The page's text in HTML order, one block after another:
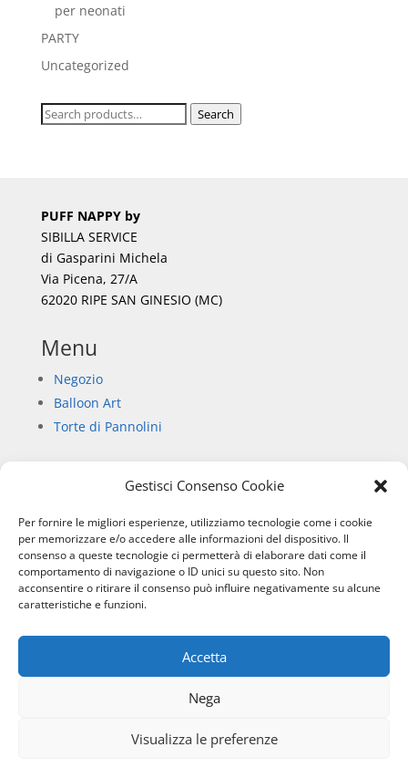
Gestisci Consenso Cookie
Per fornire le migliori esperienze, utilizziamo tecnologie come i cookie
per memorizzare e/o accedere alle informazioni del dispositivo. Il
consenso a queste tecnologie ci permetterà di elaborare dati come il
comportamento di navigazione o ID unici su questo sito. Non
acconsentire o ritirare il consenso può influire negativamente su alcune
caratteristiche e funzioni.
Accetta
Nega
Visualizza le preferenze
per neonati
PARTY
Uncategorized
Search
Search
PUFF NAPPY by
SIBILLA SERVICE
di Gasparini Michela
Via Picena, 27/A
62020 RIPE SAN GINESIO (MC)
Menu
Negozio
Balloon Art
Torte di Pannolini
Chi siamo
Privacy Policy
Informativa sull’uso dei cookie
Condizioni di vendita